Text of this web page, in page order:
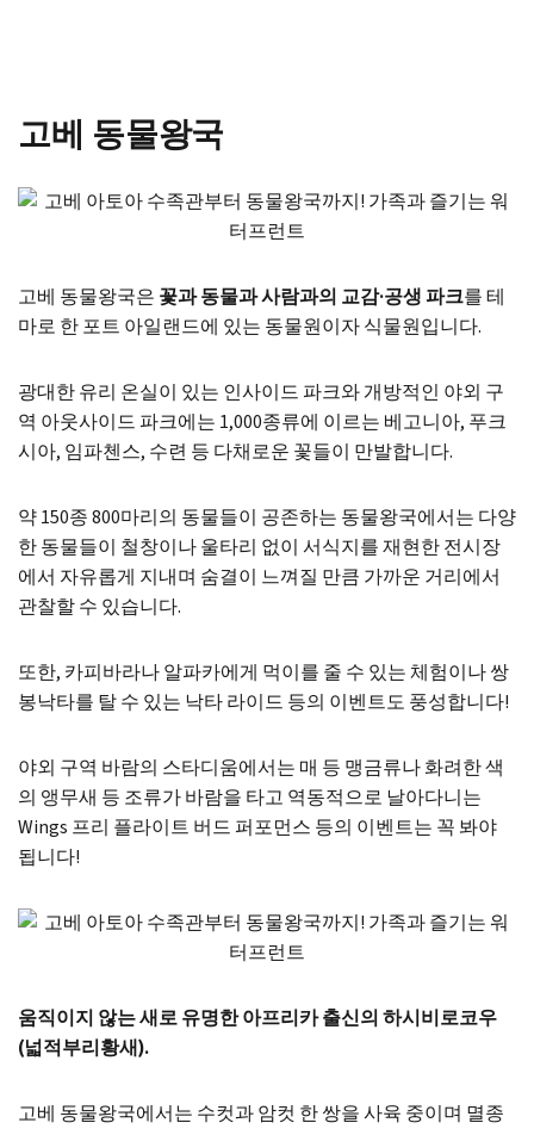
고베 동물왕국
고베 동물왕국은 꽃과 동물과 사람과의 교감·공생 파크를 테
마로 한 포트 아일랜드에 있는 동물원이자 식물원입니다.
광대한 유리 온실이 있는 인사이드 파크와 개방적인 야외 구
역 아웃사이드 파크에는 1,000종류에 이르는 베고니아, 푸크
시아, 임파첸스, 수련 등 다채로운 꽃들이 만발합니다.
약 150종 800마리의 동물들이 공존하는 동물왕국에서는 다양
한 동물들이 철창이나 울타리 없이 서식지를 재현한 전시장
에서 자유롭게 지내며 숨결이 느껴질 만큼 가까운 거리에서
관찰할 수 있습니다.
또한, 카피바라나 알파카에게 먹이를 줄 수 있는 체험이나 쌍
봉낙타를 탈 수 있는 낙타 라이드 등의 이벤트도 풍성합니다!
야외 구역 바람의 스타디움에서는 매 등 맹금류나 화려한 색
의 앵무새 등 조류가 바람을 타고 역동적으로 날아다니는
Wings 프리 플라이트 버드 퍼포먼스 등의 이벤트는 꼭 봐야
됩니다!
움직이지 않는 새로 유명한 아프리카 출신의 하시비로코우
(넓적부리황새).
고베 동물왕국에서는 수컷과 암컷 한 쌍을 사육 중이며 멸종